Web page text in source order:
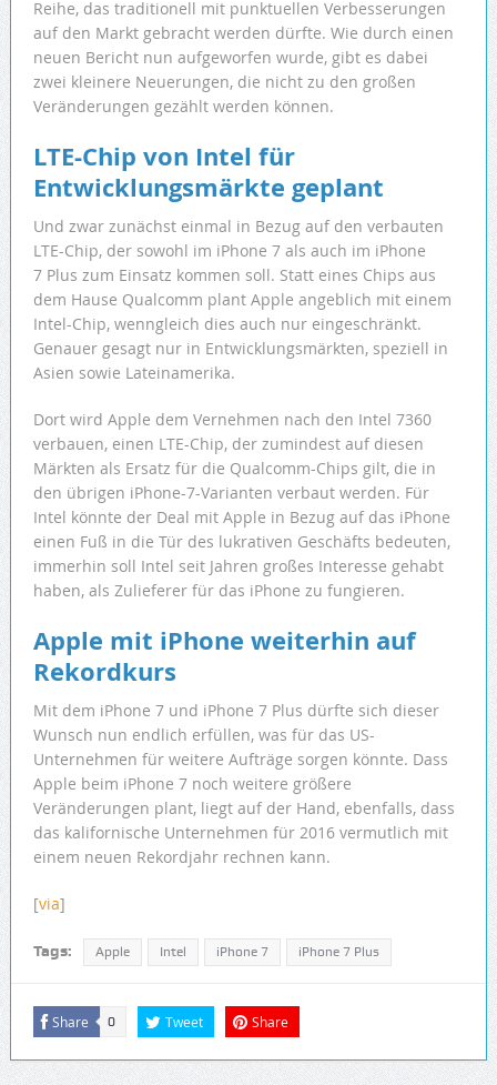
Reihe, das traditionell mit punktuellen Verbesserungen
auf den Markt gebracht werden dürfte. Wie durch einen
neuen Bericht nun aufgeworfen wurde, gibt es dabei
zwei kleinere Neuerungen, die nicht zu den großen
Veränderungen gezählt werden können.
LTE-Chip von Intel für
Entwicklungsmärkte geplant
Und zwar zunächst einmal in Bezug auf den verbauten
LTE-Chip, der sowohl im iPhone 7 als auch im iPhone
7 Plus zum Einsatz kommen soll. Statt eines Chips aus
dem Hause Qualcomm plant Apple angeblich mit einem
Intel-Chip, wenngleich dies auch nur eingeschränkt.
Genauer gesagt nur in Entwicklungsmärkten, speziell in
Asien sowie Lateinamerika.
Dort wird Apple dem Vernehmen nach den Intel 7360
verbauen, einen LTE-Chip, der zumindest auf diesen
Märkten als Ersatz für die Qualcomm-Chips gilt, die in
den übrigen iPhone-7-Varianten verbaut werden. Für
Intel könnte der Deal mit Apple in Bezug auf das iPhone
einen Fuß in die Tür des lukrativen Geschäfts bedeuten,
immerhin soll Intel seit Jahren großes Interesse gehabt
haben, als Zulieferer für das iPhone zu fungieren.
Apple mit iPhone weiterhin auf
Rekordkurs
Mit dem iPhone 7 und iPhone 7 Plus dürfte sich dieser
Wunsch nun endlich erfüllen, was für das US-
Unternehmen für weitere Aufträge sorgen könnte. Dass
Apple beim iPhone 7 noch weitere größere
Veränderungen plant, liegt auf der Hand, ebenfalls, dass
das kalifornische Unternehmen für 2016 vermutlich mit
einem neuen Rekordjahr rechnen kann.
[via]
Tags: Apple Intel iPhone 7 iPhone 7 Plus
Share 0 Tweet Share